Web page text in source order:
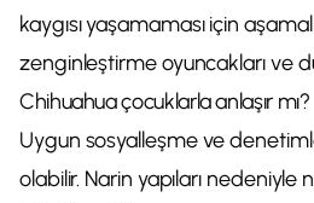
kaygısı yaşamaması için
zenginleştirme oyuncakları ve
Chihuahua çocuklarla anlaşır mı?
Uygun sosyalleşme ve
olabilir. Narin yapıları nedeniyle